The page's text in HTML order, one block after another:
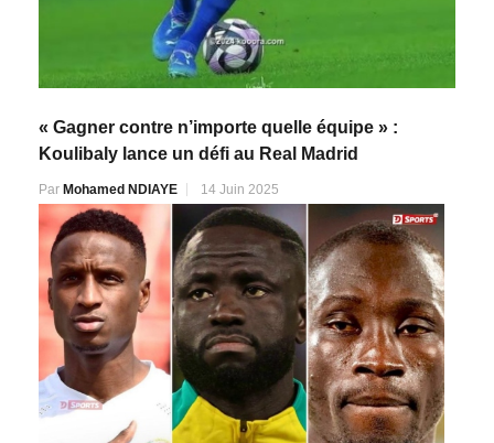
« Gagner contre n’importe quelle équipe » :
Koulibaly lance un défi au Real Madrid
Par Mohamed NDIAYE 14 Juin 2025